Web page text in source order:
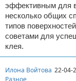
эффективным для
несколько общих
типов
советами для
клея.
Илона Войтова 22-04-
Разное